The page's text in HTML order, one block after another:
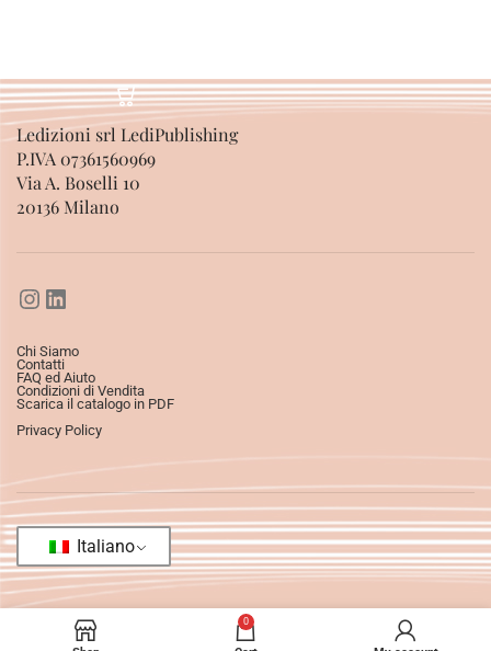
Ledizioni srl LediPublishing
P.IVA 07361560969
Via A. Boselli 10
20136 Milano
Chi Siamo
Contatti
FAQ ed Aiuto
Condizioni di Vendita
Scarica il catalogo in PDF
Privacy Policy
Italiano
0